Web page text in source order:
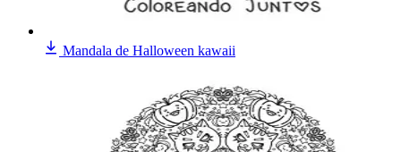
Mandala de Halloween kawaii